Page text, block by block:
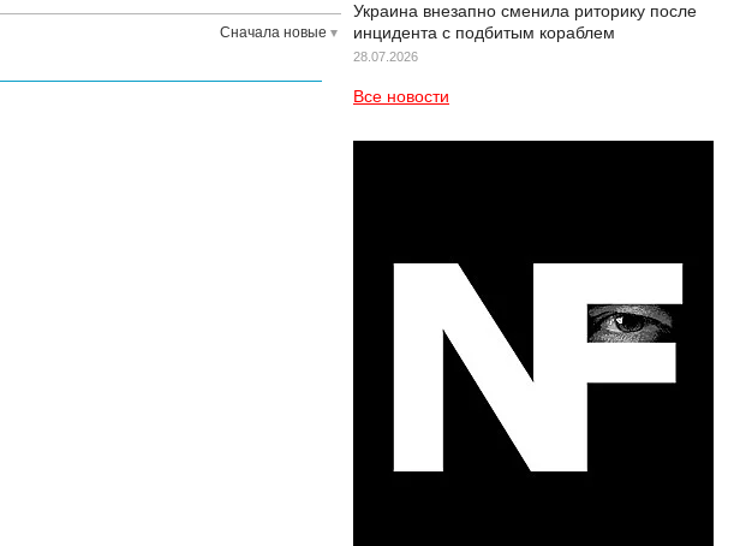
Сначала новые
Украина внезапно сменила риторику после
инцидента с подбитым кораблем
28.07.2026
Все новости